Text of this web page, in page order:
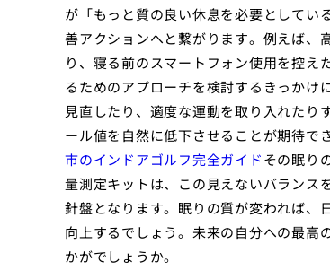
が「もっと質の良い休息を必要としてい
善アクションへと繋がります。例えば、
り、寝る前のスマートフォン使用を控
るためのアプローチを検討するきっかけ
見直したり、適度な運動を取り入れたり
ール値を自然に低下させることが期待で
市のインドアゴルフ完全ガイドその眠り
量測定キットは、この見えないバランス
針盤となります。眠りの質が変われば、
向上するでしょう。未来の自分への最高
かがでしょうか。